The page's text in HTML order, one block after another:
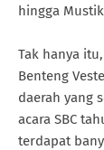
hingga
Tak hanya
Benteng
daerah yang
acara SBC
terdapat